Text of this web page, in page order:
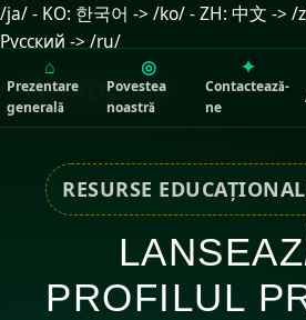
/ja/ - KO: 한국어 -> /ko/ - ZH: 中文 -> /
Русский -> /ru/
TRADE350
⌂
Prezentare
generală
◎
Povestea
noastră
✦
Contactează-
ne
RESURSE
PROFILUL